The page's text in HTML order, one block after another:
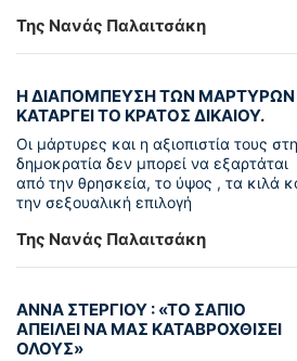
Της Νανάς Παλαιτσάκη
Η ΔΙΑΠΟΜΠΕΥΣΗ ΤΩΝ ΜΑΡΤΥΡΩΝ
ΚΑΤΑΡΓΕΙ ΤΟ ΚΡΑΤΟΣ ΔΙΚΑΙΟΥ.
Οι μάρτυρες και η αξιοπιστία τους
δημοκρατία δεν μπορεί να εξαρτάται
από την θρησκεία, το ύψος , τα κιλά
την σεξουαλική επιλογή
Της Νανάς Παλαιτσάκη
ΑΝΝΑ ΣΤΕΡΓΙΟΥ : «ΤΟ ΣΑΠΙΟ
ΑΠΕΙΛΕΙ ΝΑ ΜΑΣ ΚΑΤΑΒΡΟΧΘΙΣΕΙ
ΟΛΟΥΣ»